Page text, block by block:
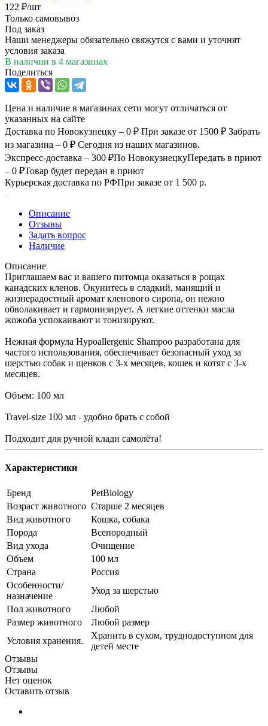
122 ₽/шт
Только самовывоз
Под заказ
Наши менеджеры обязательно свяжутся с вами и уточнят
условия заказа
В наличии в 4 магазинах
Поделиться
Цена и наличие в магазинах сети могут отличаться от
указанных на сайте
Доставка по Новокузнецку – 0 ₽ При заказе от 1500 ₽ Забрать
из магазина – 0 ₽ Сегодня из наших магазинов.
Экспресс-доставка – 300 ₽По НовокузнецкуПередать в приют
– 0 ₽Товар будет передан в приют
Курьерская доставка по РФПри заказе от 1 500 р.
Описание
Отзывы
Задать вопрос
Наличие
Описание
Приглашаем вас и вашего питомца оказаться в рощах
канадских кленов. Окунитесь в сладкий, манящий и
жизнерадостный аромат кленового сиропа, он нежно
обволакивает и гармонизирует. А легкие оттенки масла
жожоба успокаивают и тонизируют.
Нежная формула Hypoallergenic Shampoo разработана для
частого использования, обеспечивает безопасный уход за
шерстью собак и щенков с 3-х месяцев, кошек и котят с 3-х
месяцев.
Объем: 100 мл
Travel-size 100 мл - удобно брать с собой
Подходит для ручной клади самолёта!
Характеристики
Бренд
PetBiology
Возраст животного Старше 2 месяцев
Вид животного
Кошка, собака
Порода
Всепородный
Вид ухода
Очищение
Объем
100 мл
Страна
Россия
Особенности/
назначение
Уход за шерстью
Пол животного
Любой
Размер животного
Любой размер
Условия хранения.
Хранить в сухом, труднодоступном для
детей месте
Отзывы
Отзывы
Нет оценок
Оставить отзыв